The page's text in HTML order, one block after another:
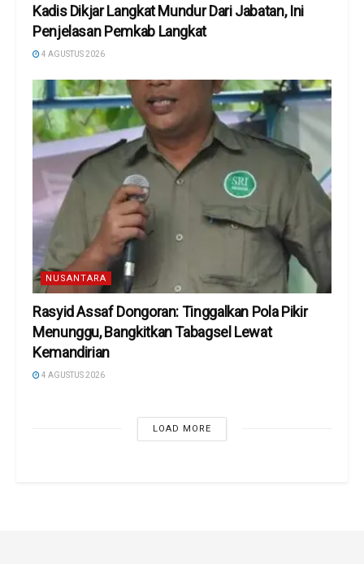
Kadis Dikjar Langkat Mundur Dari Jabatan, Ini
Penjelasan Pemkab Langkat
4 AGUSTUS 2026
NUSANTARA
Rasyid Assaf Dongoran: Tinggalkan Pola Pikir
Menunggu, Bangkitkan Tabagsel Lewat
Kemandirian
4 AGUSTUS 2026
LOAD MORE